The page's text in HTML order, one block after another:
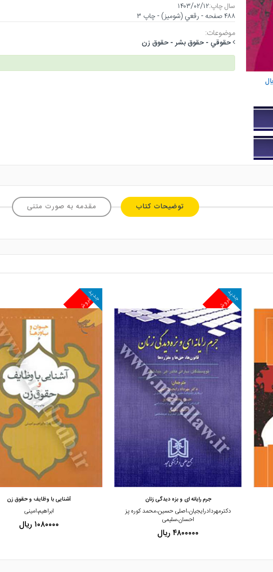
سال چاپ:۱۴۰۳/۰۲/۱۲
۴۸۸ صفحه - رقعي (شوميز) - چاپ ۳
موضوعات:
حقوقي - حقوق بشر - حقوق زن
توضیحات کتاب مقدمه به صورت متنی
مشاهده و خرید
پرفروش
جدید
مشاهده و خرید
جرم رایانه ای و بزه دیدگی زنان
دکترمهردادرایجیان،اصلی حسین،محمد کوره پز
احسان،سلیمی
۴۸۰۰۰۰۰ ریال
پرفروش
جدید
آشنایی با وظایف و حقوق زن
ابراهیم،امینی
۱۰۸۰۰۰۰ ریال